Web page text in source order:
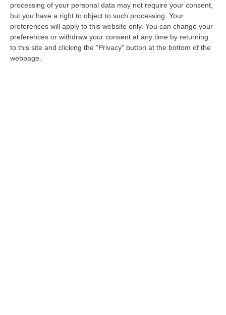
processing of your personal data may not require your consent,
but you have a right to object to such processing. Your
preferences will apply to this website only. You can change your
preferences or withdraw your consent at any time by returning
to this site and clicking the "Privacy" button at the bottom of the
webpage.
Non manca però anche la crisi delle materie
prime per le ricadute economiche sui prezzi
in corso, come la quotazione di carta,
plastica, tessili, eccetera. Unitamente ai costi